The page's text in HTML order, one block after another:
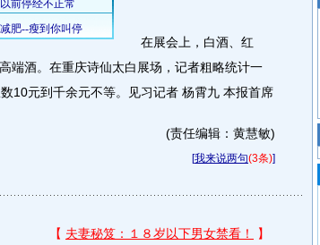
在展会上，白酒、红
端酒。在重庆诗仙太白展场，记者粗略统计一
10元到千余元不等。见习记者 杨霄九 本报首席
(责任编辑：黄慧敏)
[我来说两句(3条)]